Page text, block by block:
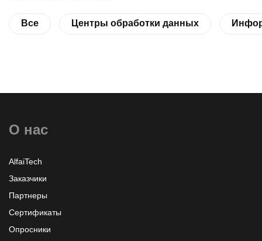
Все Центры обработки данных
О нас
AlfaiTech
Заказчики
Партнеры
Сертификаты
Опросники